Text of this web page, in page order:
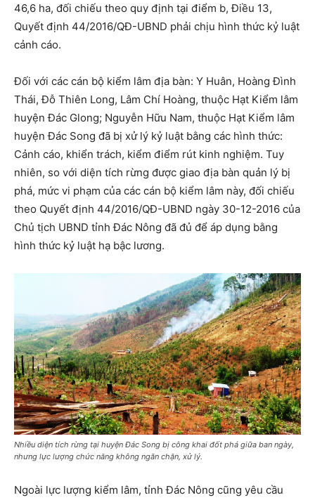
46,6 ha, đối chiếu theo quy định tại điểm b, Điều 13,
Quyết định 44/2016/QĐ-UBND phải chịu hình thức kỷ luật
cảnh cáo.
Đối với các cán bộ kiểm lâm địa bàn: Y Huân, Hoàng Đình
Thái, Đỗ Thiên Long, Lâm Chí Hoàng, thuộc Hạt Kiểm lâm
huyện Đác Glong; Nguyễn Hữu Nam, thuộc Hạt Kiểm lâm
huyện Đác Song đã bị xử lý kỷ luật bằng các hình thức:
Cảnh cáo, khiển trách, kiểm điểm rút kinh nghiệm. Tuy
nhiên, so với diện tích rừng được giao địa bàn quản lý bị
phá, mức vi phạm của các cán bộ kiểm lâm này, đối chiếu
theo Quyết định 44/2016/QĐ-UBND ngày 30-12-2016 của
Chủ tịch UBND tỉnh Đác Nông đã đủ để áp dụng bằng
hình thức kỷ luật hạ bậc lương.
Nhiều diện tích rừng tại huyện Đác Song bị công khai đốt phá giữa ban ngày,
nhưng lực lượng chức năng không ngăn chặn, xử lý.
Ngoài lực lượng kiểm lâm, tỉnh Đác Nông cũng yêu cầu